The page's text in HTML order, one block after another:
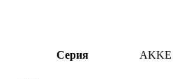
Серия AKKE